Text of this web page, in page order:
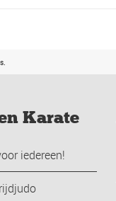
Karate
iedereen!